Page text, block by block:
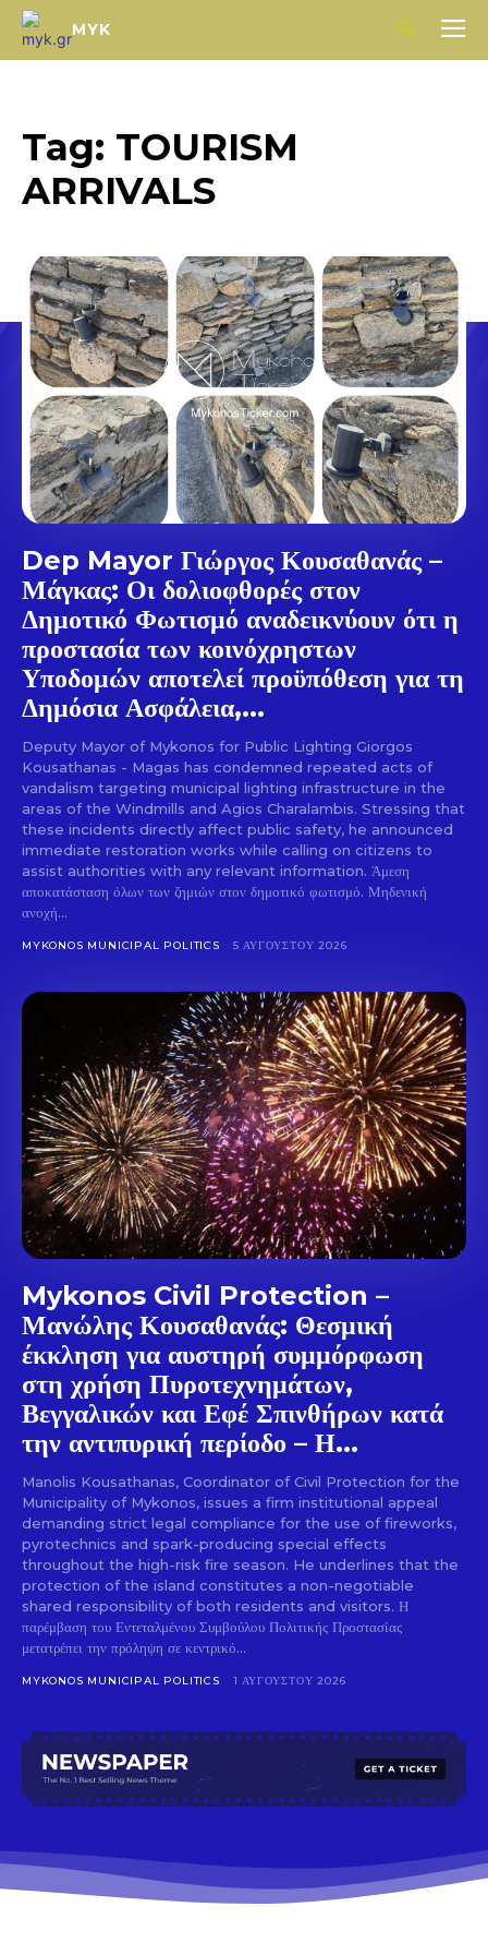
Don't miss
out!
Sing up for our newsletter
to stay in the loop.
SUBSCRIBE
MYK
Tag: TOURISM
ARRIVALS
Dep Mayor Γιώργος Κουσαθανάς –
Μάγκας: Οι δολιοφθορές στον
Δημοτικό Φωτισμό αναδεικνύουν ότι η
προστασία των κοινόχρηστων
Υποδομών αποτελεί προϋπόθεση για τη
Δημόσια Ασφάλεια,...
Deputy Mayor of Mykonos for Public Lighting Giorgos
Kousathanas - Magas has condemned repeated acts of
vandalism targeting municipal lighting infrastructure in the
areas of the Windmills and Agios Charalambis. Stressing that
these incidents directly affect public safety, he announced
immediate restoration works while calling on citizens to
assist authorities with any relevant information. Άμεση
αποκατάσταση όλων των ζημιών στον δημοτικό φωτισμό. Μηδενική
ανοχή...
MYKONOS MUNICIPAL POLITICS 5 ΑΥΓΟΎΣΤΟΥ 2026
Mykonos Civil Protection –
Μανώλης Κουσαθανάς: Θεσμική
έκκληση για αυστηρή συμμόρφωση
στη χρήση Πυροτεχνημάτων,
Βεγγαλικών και Εφέ Σπινθήρων κατά
την αντιπυρική περίοδο – Η...
Manolis Kousathanas, Coordinator of Civil Protection for the
Municipality of Mykonos, issues a firm institutional appeal
demanding strict legal compliance for the use of fireworks,
pyrotechnics and spark-producing special effects
throughout the high-risk fire season. He underlines that the
protection of the island constitutes a non-negotiable
shared responsibility of both residents and visitors. Η
παρέμβαση του Εντεταλμένου Συμβούλου Πολιτικής Προστασίας
μετατρέπει την πρόληψη σε κεντρικό...
MYKONOS MUNICIPAL POLITICS 1 ΑΥΓΟΎΣΤΟΥ 2026